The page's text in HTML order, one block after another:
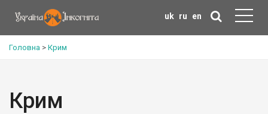
uk ru en
Головна > Крим
Крим